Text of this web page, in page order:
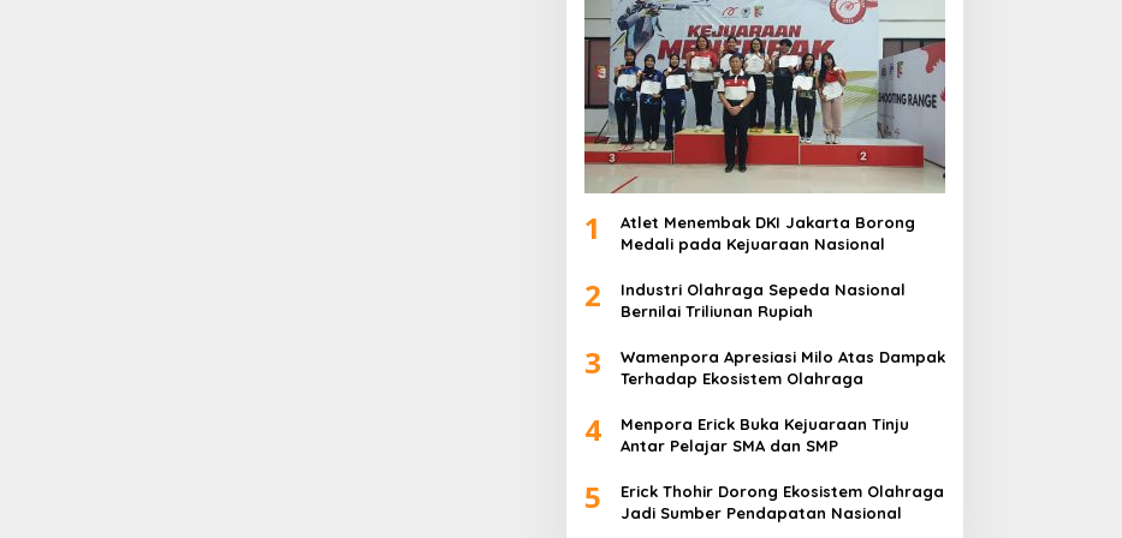
1
Atlet Menembak DKI Jakarta Borong
Medali pada Kejuaraan Nasional
2
Industri Olahraga Sepeda Nasional
Bernilai Triliunan Rupiah
3
Wamenpora Apresiasi Milo Atas Dampak
Terhadap Ekosistem Olahraga
4
Menpora Erick Buka Kejuaraan Tinju
Antar Pelajar SMA dan SMP
5
Erick Thohir Dorong Ekosistem Olahraga
Jadi Sumber Pendapatan Nasional